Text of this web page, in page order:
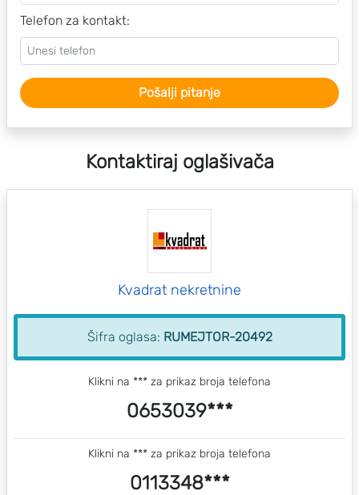
Telefon za kontakt:
Pošalji pitanje
Kontaktiraj oglašivača
Kvadrat nekretnine
Šifra oglasa: RUMEJTOR-20492
Klikni na *** za prikaz broja telefona
0653039***
Klikni na *** za prikaz broja telefona
0113348***